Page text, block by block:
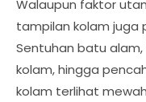
Walaupun faktor
tampilan kolam juga
Sentuhan batu
kolam, hingga
kolam terlihat